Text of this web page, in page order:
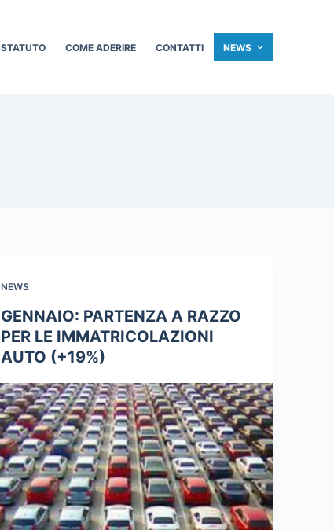
STATUTO COME ADERIRE CONTATTI NEWS
NEWS
GENNAIO: PARTENZA A RAZZO
PER LE IMMATRICOLAZIONI
AUTO (+19%)